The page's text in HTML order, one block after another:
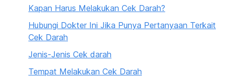
Kapan Harus Melakukan Cek Darah?
Hubungi Dokter Ini Jika Punya Pertanyaan Terkait
Cek Darah
Jenis-Jenis Cek darah
Tempat Melakukan Cek Darah